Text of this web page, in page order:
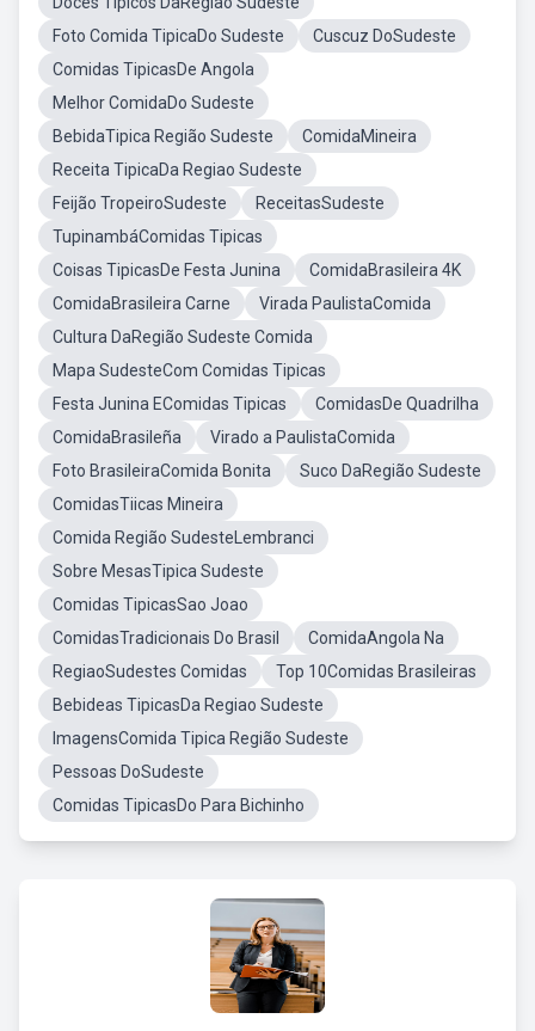
Foto Comida TipicaDo Sudeste
Cuscuz DoSudeste
Comidas TipicasDe Angola
Melhor ComidaDo Sudeste
BebidaTipica Região Sudeste
ComidaMineira
Receita TipicaDa Regiao Sudeste
Feijão TropeiroSudeste
ReceitasSudeste
TupinambáComidas Tipicas
Coisas TipicasDe Festa Junina
ComidaBrasileira 4K
ComidaBrasileira Carne
Virada PaulistaComida
Cultura DaRegião Sudeste Comida
Mapa SudesteCom Comidas Tipicas
Festa Junina EComidas Tipicas
ComidasDe Quadrilha
ComidaBrasileña
Virado a PaulistaComida
Foto BrasileiraComida Bonita
Suco DaRegião Sudeste
ComidasTiicas Mineira
Comida Região SudesteLembranci
Sobre MesasTipica Sudeste
Comidas TipicasSao Joao
ComidasTradicionais Do Brasil
ComidaAngola Na
RegiaoSudestes Comidas
Top 10Comidas Brasileiras
Bebideas TipicasDa Regiao Sudeste
ImagensComida Tipica Região Sudeste
Pessoas DoSudeste
Comidas TipicasDo Para Bichinho